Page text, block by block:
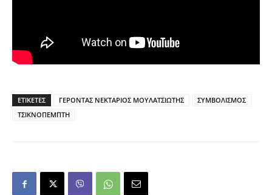
ΕΤΙΚΕΤΕΣ ΓΕΡΟΝΤΑΣ ΝΕΚΤΑΡΙΟΣ ΜΟΥΛΑΤΣΙΩΤΗΣ
ΣΥΜΒΟΛΙΣΜΟΣ
ΤΣΙΚΝΟΠΕΜΠΤΗ